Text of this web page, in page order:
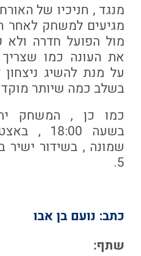
מנגד , חניכיו של
מגיעים למשחק לאחר
מול הפועל חדרה ולא
את העונה כמו
על מנת להשיג ניצחון
בשלב כמה שיותר
כמו כן , המשחק
בשעה
שמונה , בשידור ישיר
5.
כתב: נועם בן אבו
שתף: